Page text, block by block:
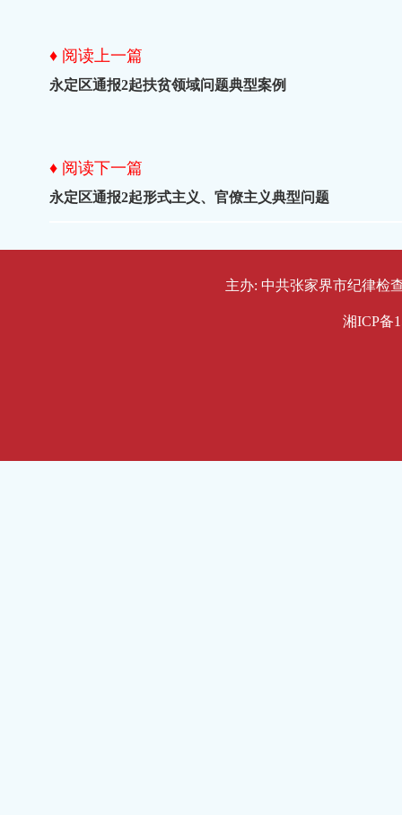
♦ 阅读上一篇
永定区通报2起扶贫领域问题典型案例
♦ 阅读下一篇
永定区通报2起形式主义、官僚主义典型问题
主办: 中共张家界市纪律检
湘ICP备